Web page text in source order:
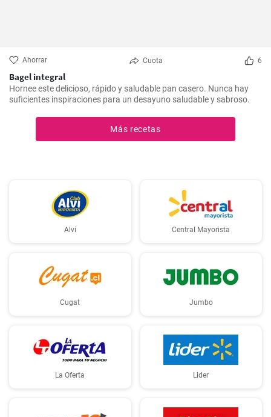
Ahorrar Cuota 6
Bagel integral
Hornee este delicioso, rápido y saludable pan casero. Nunca hay
suficientes inspiraciones para un desayuno saludable y sabroso.
Más recetas
Alvi Central Mayorista
Cugat Jumbo
La Oferta Lider